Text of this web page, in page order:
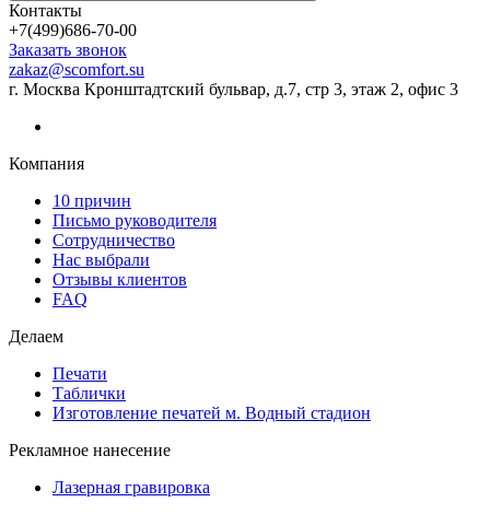
Контакты
+7(499)686-70-00
Заказать звонок
zakaz@scomfort.su
г. Москва Кронштадтский бульвар, д.7, стр 3, этаж 2, офис 3
Компания
10 причин
Письмо руководителя
Сотрудничество
Нас выбрали
Отзывы клиентов
FAQ
Делаем
Печати
Таблички
Изготовление печатей м. Водный стадион
Рекламное нанесение
Лазерная гравировка